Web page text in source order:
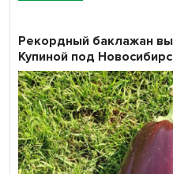
Рекордный баклажан
Купиной под